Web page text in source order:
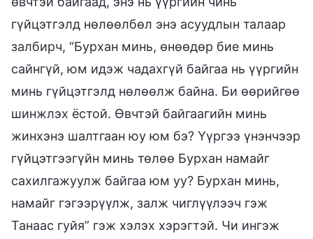
гүйцэтгэлд нөлөөлбөл энэ асуудлын талаар
залбирч, “Бурхан минь, өнөөдөр бие минь
сайнгүй, юм идэж чадахгүй байгаа нь үүргийн
минь гүйцэтгэлд нөлөөлж байна. Би өөрийгөө
шинжлэх ёстой. Өвчтэй байгаагийн минь
жинхэнэ шалтгаан юу юм бэ? Үүргээ үнэнчээр
гүйцэтгээгүйн минь төлөө Бурхан намайг
сахилгажуулж байгаа юм уу? Бурхан минь,
намайг гэгээрүүлж, залж чиглүүлээч гэж
Танаас гуйя” гэж хэлэх хэрэгтэй. Чи ингэж